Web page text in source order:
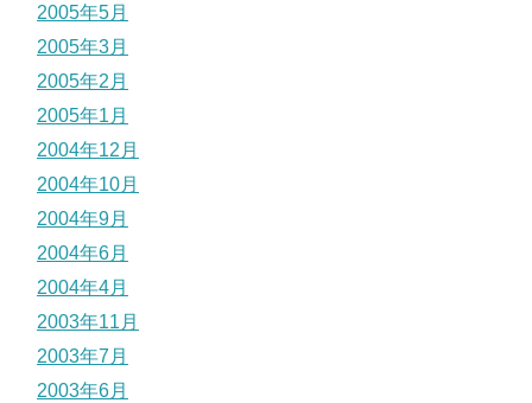
2005年5月
2005年3月
2005年2月
2005年1月
2004年12月
2004年10月
2004年9月
2004年6月
2004年4月
2003年11月
2003年7月
2003年6月